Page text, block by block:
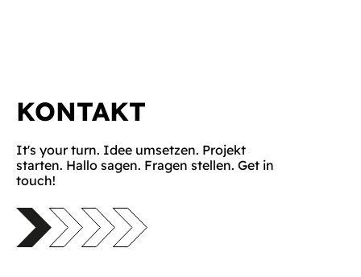
KONTAKT
It's your turn. Idee umsetzen. Projekt
starten. Hallo sagen. Fragen stellen. Get in
touch!